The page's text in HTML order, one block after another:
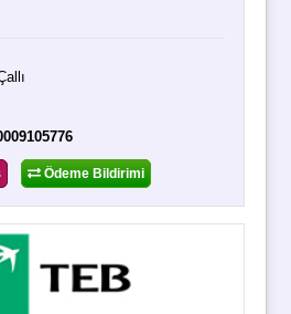
Ödeme Bildirimi